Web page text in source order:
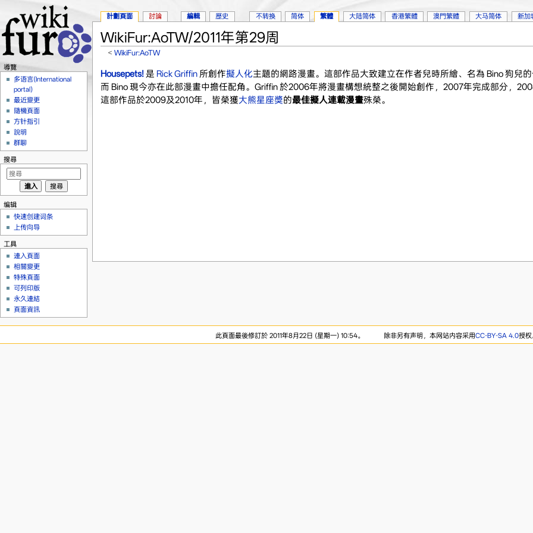
WikiFur:AoTW/2011年第29周
<WikiFur:AoTW
Housepets!是 Rick Griffin所創作擬人化主題的網路漫畫。這部作品大致建立在作者兒時所繪、名為 Bino 狗兒的
而 Bino 現今亦在此部漫畫中擔任配角。Griffin 於2006年將漫畫構想統整之後開始創作，2007年完成部分，
這部作品於2009及2010年，皆榮獲大熊星座獎的最佳擬人連載漫畫殊榮。
計劃頁面 討論 編輯 歷史 不转换 简体 繁體 大陆简体 香港繁體 澳門繁體 大马简体 新加
導覽
多语言(International
portal)
最近變更
隨機頁面
方针指引
說明
群聊
搜尋
编辑
快速创建词条
上传向导
工具
連入頁面
相關變更
特殊頁面
可列印版
永久連結
頁面資訊
此頁面最後修訂於 2011年8月22日 (星期一) 10:54。 除非另有声明，本网站内容采用CC-BY-SA 4.0授权